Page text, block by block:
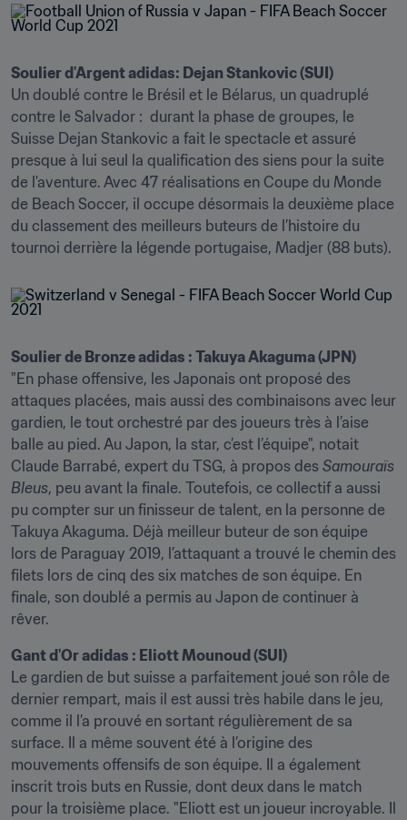
Un doublé contre le Brésil et le Bélarus, un quadruplé
contre le Salvador :  durant la phase de groupes, le
Suisse Dejan Stankovic a fait le spectacle et assuré
presque à lui seul la qualification des siens pour la suite
de l'aventure. Avec 47 réalisations en Coupe du Monde
de Beach Soccer, il occupe désormais la deuxième place
du classement des meilleurs buteurs de l’histoire du
tournoi derrière la légende portugaise, Madjer (88 buts).
"En phase offensive, les Japonais ont proposé des
attaques placées, mais aussi des combinaisons avec leur
gardien, le tout orchestré par des joueurs très à l’aise
balle au pied. Au Japon, la star, c’est l’équipe", notait
Claude Barrabé, expert du TSG, à propos des Samouraïs
Bleus, peu avant la finale. Toutefois, ce collectif a aussi
pu compter sur un finisseur de talent, en la personne de
Takuya Akaguma. Déjà meilleur buteur de son équipe
lors de Paraguay 2019, l’attaquant a trouvé le chemin des
filets lors de cinq des six matches de son équipe. En
finale, son doublé a permis au Japon de continuer à
rêver.
Le gardien de but suisse a parfaitement joué son rôle de
dernier rempart, mais il est aussi très habile dans le jeu,
comme il l’a prouvé en sortant régulièrement de sa
surface. Il a même souvent été à l’origine des
mouvements offensifs de son équipe. Il a également
inscrit trois buts en Russie, dont deux dans le match
pour la troisième place. "Eliott est un joueur incroyable. Il